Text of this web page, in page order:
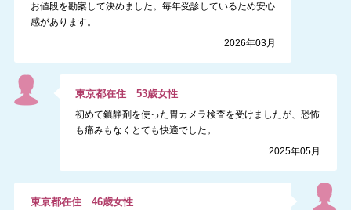
お値段を勘案して決めました。毎年受診しているため安心
感があります。
2026年03月
東京都在住53歳女性
初めて鎮静剤を使った胃カメラ検査を受けましたが、恐怖
も痛みもなくとても快適でした。
2025年05月
東京都在住 46歳女性